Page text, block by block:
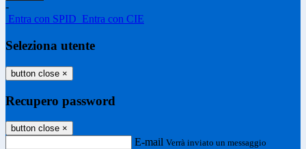
-
Entra con SPID Entra con CIE
Seleziona utente
button close ×
Recupero password
button close ×
E-mail Verrà inviato un messaggio